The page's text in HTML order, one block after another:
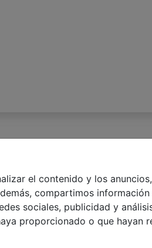
el contenido y los
compartimos
sociales, publicidad y
proporcionado o que hayan
50mm SUNSET
35mm
50mm